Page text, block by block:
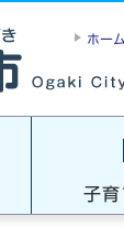
ホーム
子